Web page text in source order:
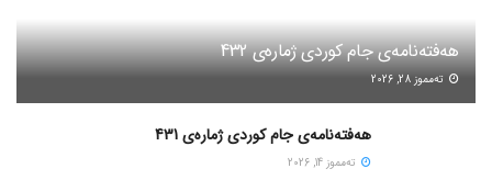
هەفتەنامەی جام کوردی ژمارەی 432
ته‌مموز 28, 2026
هەفتەنامەی جام کوردی ژمارەی 431
ته‌مموز 14, 2026